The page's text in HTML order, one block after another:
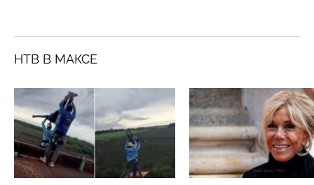
НТВ В МАКСЕ